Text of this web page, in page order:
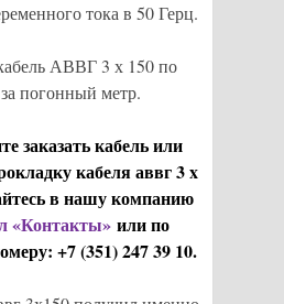
тока в 50 Герц.
АВВГ 3 х 150 по
погонный метр.
заказать кабель или
кабеля аввг 3 x
в нашу компанию
«Контакты»или по
+7 (351) 247 39 10.